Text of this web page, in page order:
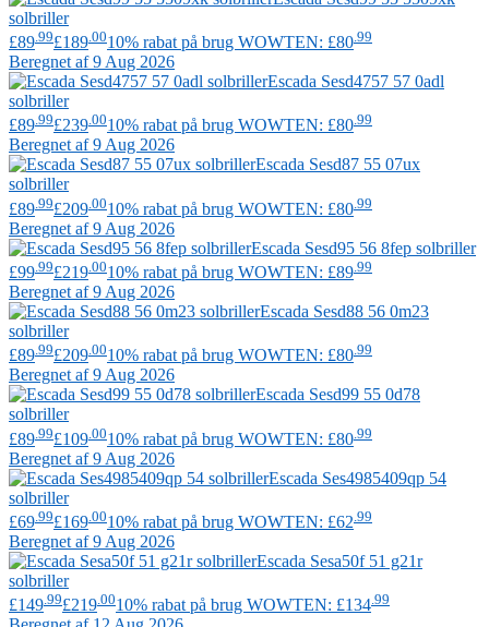
solbriller
£89 .99£189 .0010% rabat på brug WOWTEN: £80 .99
Beregnet af 9 Aug 2026
Escada Sesd4757 57 0adl
solbriller
£89.99£239.0010% rabat på brug WOWTEN: £80.99
Beregnet af 9 Aug 2026
Escada Sesd87 55 07ux
solbriller
£89 .99£209 .0010% rabat på brug WOWTEN: £80 .99
Beregnet af 9 Aug 2026
Escada Sesd95 56 8fep solbriller
£99 .99£219 .0010% rabat på brug WOWTEN: £89 .99
Beregnet af 9 Aug 2026
Escada Sesd88 56 0m23
solbriller
£89.99£209.0010% rabat på brug WOWTEN: £80.99
Beregnet af 9 Aug 2026
Escada Sesd99 55 0d78
solbriller
£89 .99£109 .0010% rabat på brug WOWTEN: £80 .99
Beregnet af 9 Aug 2026
Escada Ses4985409qp 54
solbriller
£69 .99£169 .0010% rabat på brug WOWTEN: £62 .99
Beregnet af 9 Aug 2026
Escada Sesa50f 51 g21r
solbriller
£149.99£219.0010% rabat på brug WOWTEN: £134.99